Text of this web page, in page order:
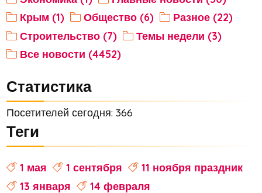
Крым (1)
Общество (6)
Разное (22)
Строительство (7)
Темы недели (3)
Все новости (4452)
Статистика
Посетителей сегодня: 366
Теги
1 мая 1 сентября
11 ноября праздник
13 января
14 февраля